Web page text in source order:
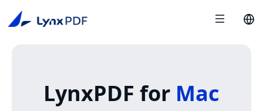
LynxPDF for Mac